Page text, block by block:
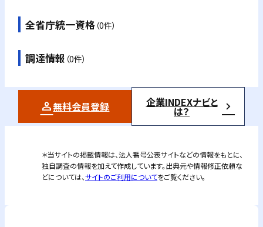
全省庁統一資格（0件）
調達情報 （0件）
無料会員登録 企業INDEXナビと
は？
＊当サイトの掲載情報は、法人番号公表サイトなどの情報をもとに、
独自調査の情報を加えて作成しています。出典元や情報修正依頼な
どについては、サイトのご利用についてをご覧ください。